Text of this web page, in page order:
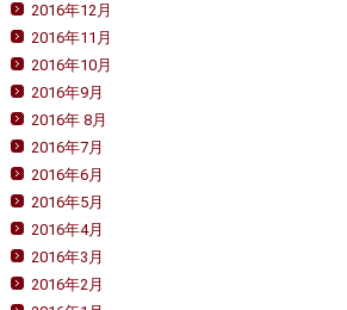
2016年12月
2016年11月
2016年10月
2016年9月
2016年 8月
2016年7月
2016年6月
2016年5月
2016年4月
2016年3月
2016年2月